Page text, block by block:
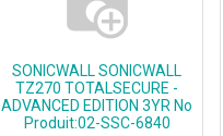
SONICWALL SONICWALL
TZ270 TOTALSECURE -
ADVANCED EDITION 3YR No
Produit:02-SSC-6840